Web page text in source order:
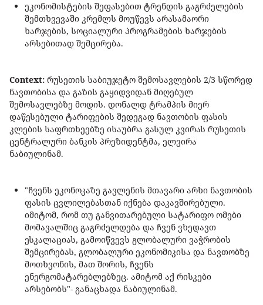
ეკონომისტების შეფასებით ტრენდის გაგრძელების
შემთხვევაში კრემლს მოუწევს არასამაორი
ხარჯების, სოციალური პროგრამების ხარჯების
არსებითად შემცირება.
Context: რუსეთის საბიუჯეტო შემოსავლების 2/3 სწორედ
ნავთობისა და გაზის გაყიდვიდან მიღებულ
შემოსავლებზე მოდის. დონალდ ტრამპის მიერ
დაწესებული ტარიფების შედეგად ნავთობის ფასის
კლების საფრთხეებზე ისაუბრა გასულ კვირას რუსეთის
ცენტრალური ბანკის პრეზიდენტმა, ელვირა
ნაბიულინამ.
"ჩვენს ეკონოკაზე გავლენის მთავარი არხი ნავთობის
ფასის ცვლილებასთან იქნება დაკავშირებული.
იმიტომ, რომ თუ განვითარებული სატარიფო ომები
მომავალშიც გაგრძელდება და ჩვენ ვხედავთ
ესკალაციას, გამოიწვევს გლობალური ვაჭრობის
შემცირებას, გლობალური ეკონომიკისა და ნავთობზე
მოთხვონის, მათ შორის, ჩვენს
ენერგომატარებლებზეც. ამიტომ აქ რისკები
არსებობს"- განაცხადა ნაბიულინამ.